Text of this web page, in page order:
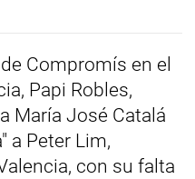
Compromís en el
Papi Robles,
María José Catalá
a Peter Lim,
con su falta